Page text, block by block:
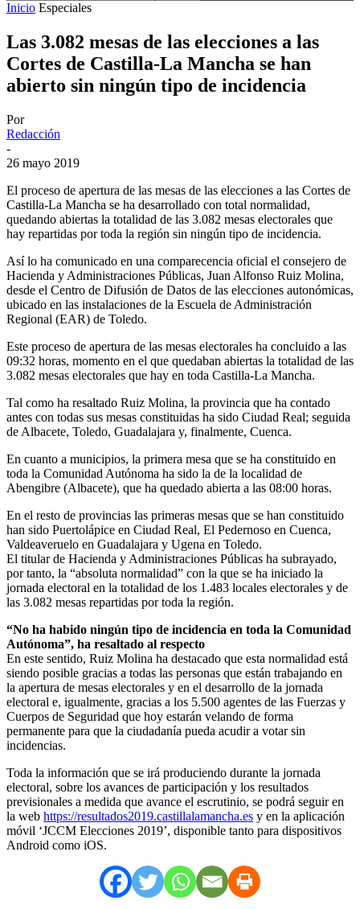
Inicio Especiales
Las 3.082 mesas de las elecciones a las
Cortes de Castilla-La Mancha se han
abierto sin ningún tipo de incidencia
Por
Redacción
-
26 mayo 2019
El proceso de apertura de las mesas de las elecciones a las Cortes de
Castilla-La Mancha se ha desarrollado con total normalidad,
quedando abiertas la totalidad de las 3.082 mesas electorales que
hay repartidas por toda la región sin ningún tipo de incidencia.
Así lo ha comunicado en una comparecencia oficial el consejero de
Hacienda y Administraciones Públicas, Juan Alfonso Ruiz Molina,
desde el Centro de Difusión de Datos de las elecciones autonómicas,
ubicado en las instalaciones de la Escuela de Administración
Regional (EAR) de Toledo.
Este proceso de apertura de las mesas electorales ha concluido a las
09:32 horas, momento en el que quedaban abiertas la totalidad de las
3.082 mesas electorales que hay en toda Castilla-La Mancha.
Tal como ha resaltado Ruiz Molina, la provincia que ha contado
antes con todas sus mesas constituidas ha sido Ciudad Real; seguida
de Albacete, Toledo, Guadalajara y, finalmente, Cuenca.
En cuanto a municipios, la primera mesa que se ha constituido en
toda la Comunidad Autónoma ha sido la de la localidad de
Abengibre (Albacete), que ha quedado abierta a las 08:00 horas.
En el resto de provincias las primeras mesas que se han constituido
han sido Puertolápice en Ciudad Real, El Pedernoso en Cuenca,
Valdeaveruelo en Guadalajara y Ugena en Toledo.
El titular de Hacienda y Administraciones Públicas ha subrayado,
por tanto, la “absoluta normalidad” con la que se ha iniciado la
jornada electoral en la totalidad de los 1.483 locales electorales y de
las 3.082 mesas repartidas por toda la región.
“No ha habido ningún tipo de incidencia en toda la Comunidad
Autónoma”, ha resaltado al respecto
En este sentido, Ruiz Molina ha destacado que esta normalidad está
siendo posible gracias a todas las personas que están trabajando en
la apertura de mesas electorales y en el desarrollo de la jornada
electoral e, igualmente, gracias a los 5.500 agentes de las Fuerzas y
Cuerpos de Seguridad que hoy estarán velando de forma
permanente para que la ciudadanía pueda acudir a votar sin
incidencias.
Toda la información que se irá produciendo durante la jornada
electoral, sobre los avances de participación y los resultados
previsionales a medida que avance el escrutinio, se podrá seguir en
la web https://resultados2019.castillalamancha.es y en la aplicación
móvil ‘JCCM Elecciones 2019’, disponible tanto para dispositivos
Android como iOS.